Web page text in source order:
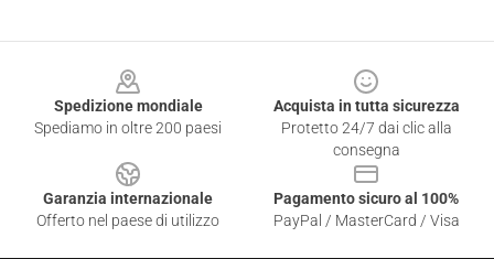
Spedizione mondiale
Spediamo in oltre 200 paesi
Acquista in tutta sicurezza
Protetto 24/7 dai clic alla
consegna
Garanzia internazionale
Offerto nel paese di utilizzo
Pagamento sicuro al 100%
PayPal / MasterCard / Visa